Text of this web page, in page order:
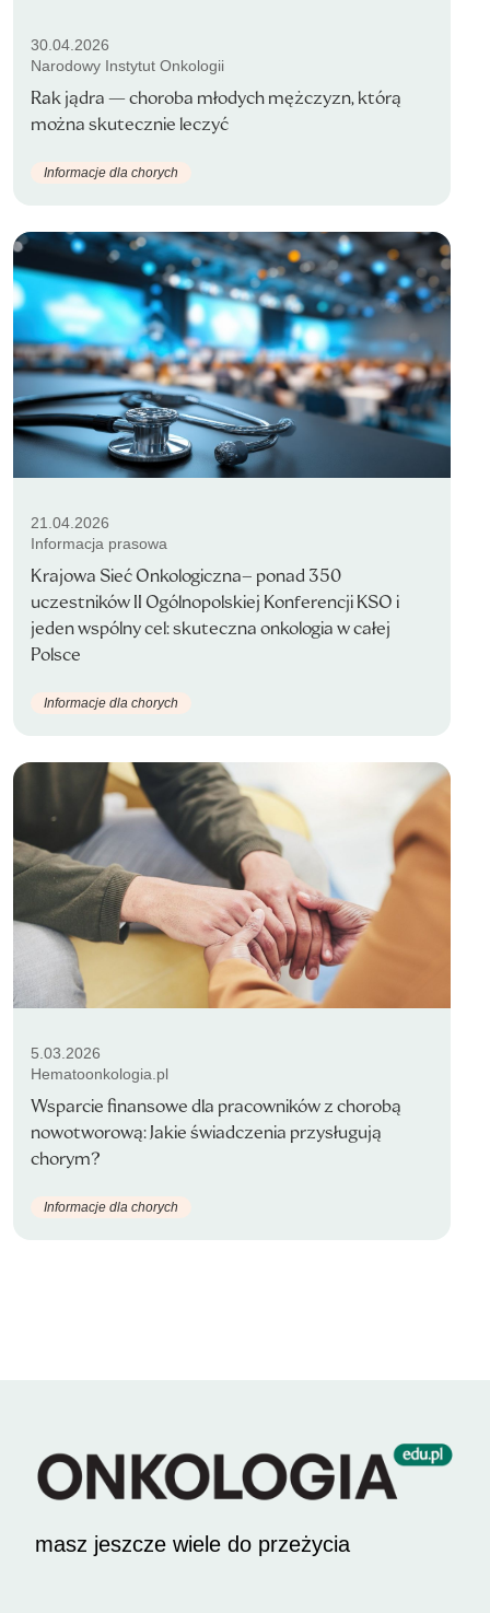
30.04.2026
Narodowy Instytut Onkologii
Rak jądra — choroba młodych mężczyzn, którą
można skutecznie leczyć
Informacje dla chorych
21.04.2026
Informacja prasowa
Krajowa Sieć Onkologiczna– ponad 350
uczestników II Ogólnopolskiej Konferencji KSO i
jeden wspólny cel: skuteczna onkologia w całej
Polsce
Informacje dla chorych
5.03.2026
Hematoonkologia.pl
Wsparcie finansowe dla pracowników z chorobą
nowotworową: Jakie świadczenia przysługują
chorym?
Informacje dla chorych
masz jeszcze wiele do przeżycia